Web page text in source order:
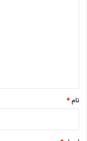
نام*